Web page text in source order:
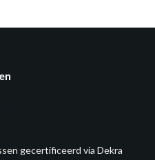
gecertificeerd via Dekra